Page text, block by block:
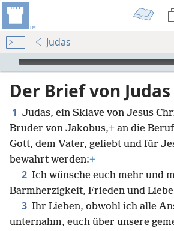
Judas
Audio Player
Der Brief von Judas
1 Judas, ein Sklave von Jesus
Bruder von Jakobus,+ an die
Gott, dem Vater, geliebt und für
bewahrt werden:+
2 Ich wünsche euch mehr und
Barmherzigkeit, Frieden und
3 Ihr Lieben, obwohl ich alle
unternahm, euch über unsere